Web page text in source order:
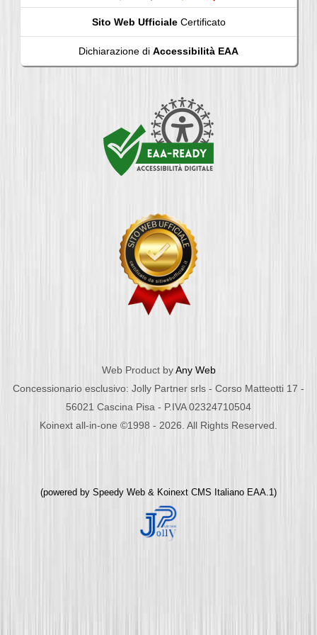
Sito Web UfficialeCertificato
Dichiarazione di Accessibilità EAA
Web Product byAny Web
Concessionario esclusivo: Jolly Partner srls - Corso Matteotti 17 -
56021 Cascina Pisa - P.IVA 02324710504
Koinext all-in-one ©1998 - 2026. All Rights Reserved.
(powered by Speedy Web & Koinext CMS Italiano EAA.1)